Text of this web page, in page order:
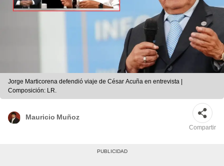
Jorge Marticorena defendió viaje de César Acuña en entrevista |
Composición: LR.
Mauricio Muñoz
Compartir